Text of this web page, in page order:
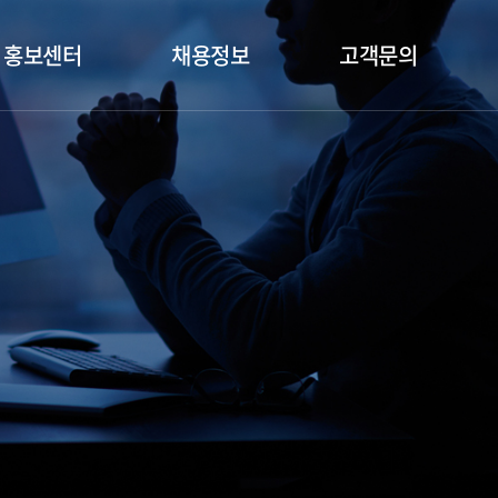
홍보센터 채용정보 고객문의